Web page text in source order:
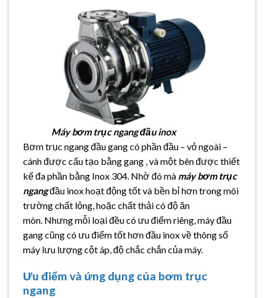
Máy bơm trục ngang đầu inox
Bơm trục ngang đầu gang có phần đầu – vỏ ngoài –
cánh được cấu tạo bằng gang , và một bên được thiết
kế đa phần bằng Inox 304. Nhờ đó mà máy bơm trục
ngangđầu inox hoạt động tốt và bền bỉ hơn trong môi
trường chất lỏng, hoặc chất thải có độ ăn
mòn. Nhưng mỗi loại đều có ưu điểm riêng, máy đầu
gang cũng có ưu điểm tốt hơn đầu inox về thông số
máy lưu lượng cột áp, độ chắc chắn của máy.
Ưu điểm và ứng dụng của bơm trục
ngang